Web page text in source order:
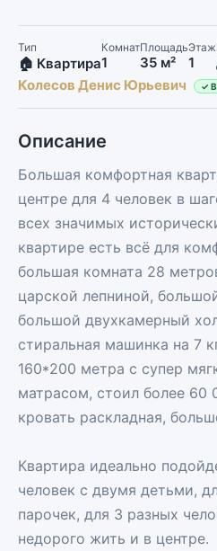
Тип
🏠 Квартира
Комнат
1
Площадь
35 м²
Этаж
1
Колесов Денис Юрьевич
✓
Описание
Большая комфортная
центре для 4 человек в
всех значимых
квартире есть всё для
большая комната 28
царской лепниной,
большой двухкамерный
стиральная машинка на 7
160*200 метра с супер
матрасом, стоил более 60
кровать раскладная,
Квартира идеально
человек с двумя детьми,
парочек, для 3 разных
недорого жить и в центре.